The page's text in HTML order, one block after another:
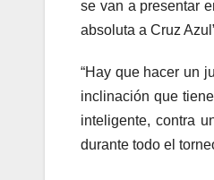
se van a presentar
absoluta a Cruz
“Hay que hacer un
inclinación que
inteligente, contra
durante todo el